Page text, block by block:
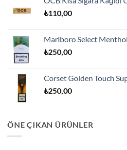
₺175,00.fiyat:
₺110,00
Marlboro Select
₺250,00
Corset Golden Touch
₺250,00
ÖNE ÇIKAN ÜRÜNLER